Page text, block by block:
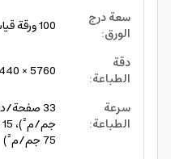
سعة درج
الورق:
100 ورقة قياسية، 20 ورقة صور
دقة
الطباعة:
5760 × 1440 نقطة في البوصة
سرعة
الطباعة:
75 جم/م²)